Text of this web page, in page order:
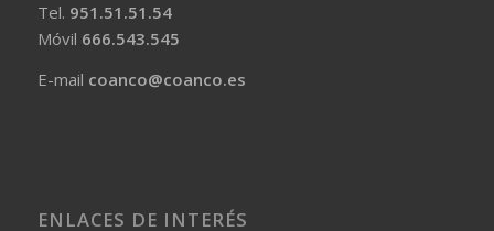
Tel. 951.51.51.54
Móvil 666.543.545
E-mail coanco@coanco.es
ENLACES DE INTERÉS